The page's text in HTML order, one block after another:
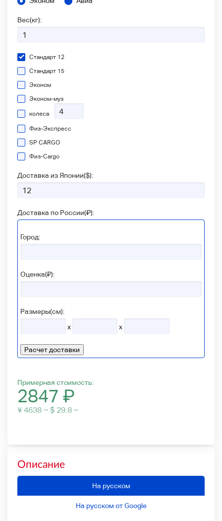
Вес(кг):
Стандарт 12
Стандарт 15
Эконом
Эконом-муз
колеса
Физ-Экспресс
SP CARGO
Физ-Сargo
Доставка из Японии($):
Доставка по России(₽):
Город:
Оценка(₽):
Размеры(см):
x
x
Расчет доставки
Примерная стоимость:
2847 ₽
¥ 4638 ~ $ 29.8 ~
Описание
На русском
На русском от Google